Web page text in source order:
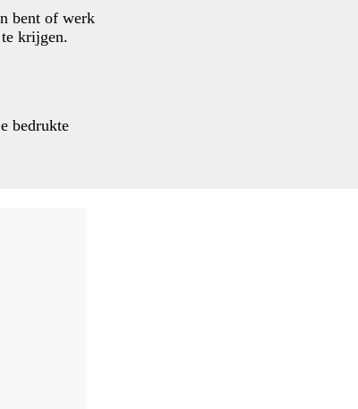
bent of werk
krijgen.
bedrukte